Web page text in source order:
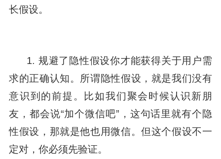
长假设。
1. 规避了隐性假设你才能获得关于用户需
求的正确认知。所谓隐性假设，就是我们没有
意识到的前提。比如我们聚会时候认识新朋
友，都会说“加个微信吧”，这句话里就有个隐
性假设，那就是他也用微信。但这个假设不一
定对，你必须先验证。